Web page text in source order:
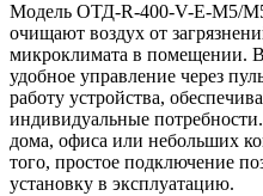
Модель ОТД-R-400-V-E-M5/
очищают воздух от
микроклимата в помещении.
удобное управление через
работу устройства,
индивидуальные
дома, офиса или небольших
того, простое подключение
установку в эксплуатацию.